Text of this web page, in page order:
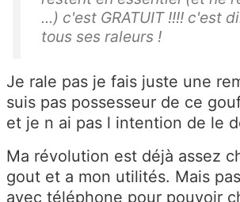
...) c'est GRATUIT !!!! c'est
tous ses raleurs !
Je rale pas je fais juste une
suis pas possesseur de ce
et je n ai pas l intention de le
Ma révolution est déjà assez
gout et a mon utilités. Mais
avec téléphone pour pouvoir